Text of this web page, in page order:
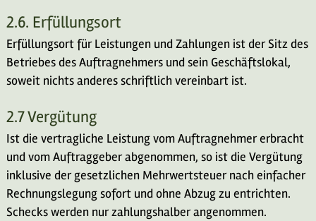
2.6. Erfüllungsort
Erfüllungsort für Leistungen und Zahlungen ist der Sitz des
Betriebes des Auftragnehmers und sein Geschäftslokal,
soweit nichts anderes schriftlich vereinbart ist.
2.7 Vergütung
Ist die vertragliche Leistung vom Auftragnehmer erbracht
und vom Auftraggeber abgenommen, so ist die Vergütung
inklusive der gesetzlichen Mehrwertsteuer nach einfacher
Rechnungslegung sofort und ohne Abzug zu entrichten.
Schecks werden nur zahlungshalber angenommen.